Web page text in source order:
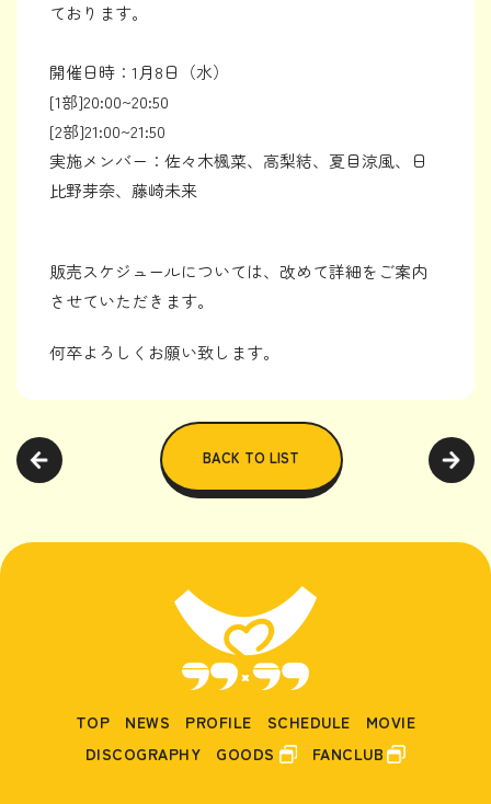
ております。
開催日時：1月8日（水）
[1部]20:00~20:50
[2部]21:00~21:50
実施メンバー：佐々木楓菜、高梨結、夏目涼風、日
比野芽奈、藤崎未来
販売スケジュールについては、改めて詳細をご案内
させていただきます。
何卒よろしくお願い致します。
BACK TO LIST
TOP NEWS PROFILE SCHEDULE
MOVIE
DISCOGRAPHY
GOODS FANCLUB